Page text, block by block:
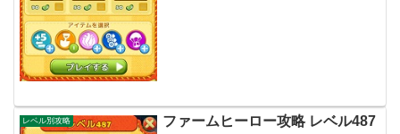
レベル別攻略 ファームヒーロー攻略 レベル487